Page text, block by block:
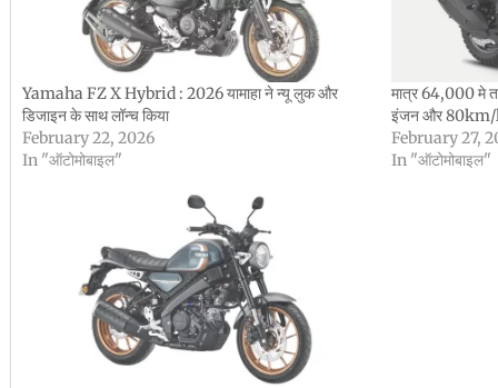
Yamaha FZ X Hybrid : 2026 यामाहा ने न्यू लुक और
डिजाइन के साथ लॉन्च किया
February 22, 2026
In "ऑटोमोबाइल"
मात्र 64,000 मे
इंजन और 80km/l
February 27,
In "ऑटोमोबाइल"